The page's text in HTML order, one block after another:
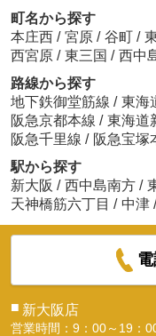
町名から探す
本庄西 / 宮原 / 谷町 /
西宮原 / 東三国 / 西中
路線から探す
地下鉄御堂筋線 / 東海
阪急京都本線 / 東海道
阪急千里線 / 阪急宝塚
駅から探す
新大阪 / 西中島南方 /
天神橋筋六丁目 / 中津 /
■ 新大阪店
営業時間：9：00～19：